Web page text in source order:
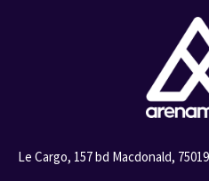
Le Cargo, 157 bd Macdonald,